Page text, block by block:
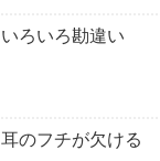
いろいろ勘違い
耳のフチが欠ける